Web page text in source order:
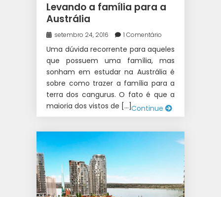
Levando a família para a
Austrália
setembro 24, 2016 1 Comentário
Uma dúvida recorrente para aqueles
que possuem uma família, mas
sonham em estudar na Austrália é
sobre como trazer a família para a
terra dos cangurus. O fato é que a
maioria dos vistos de […]Continue